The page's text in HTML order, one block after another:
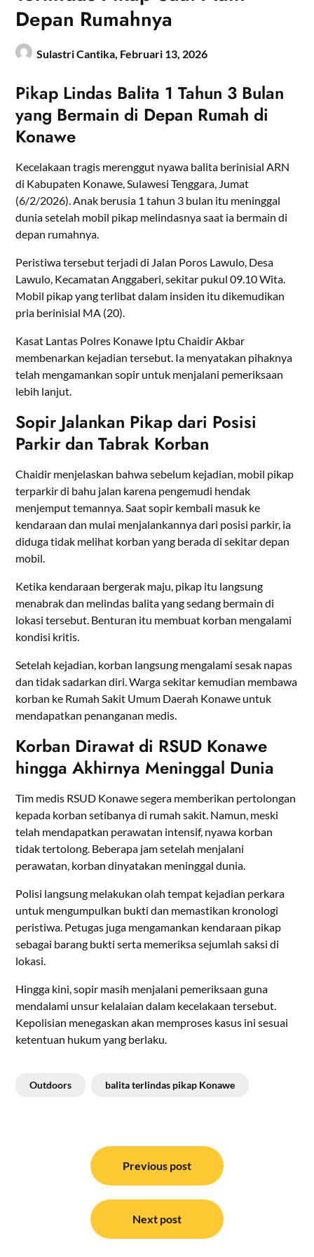
Depan Rumahnya
Sulastri Cantika, Februari 13, 2026
Pikap Lindas Balita 1 Tahun 3 Bulan
yang Bermain di Depan Rumah di
Konawe
Kecelakaan tragis merenggut nyawa balita berinisial ARN
di Kabupaten Konawe, Sulawesi Tenggara, Jumat
(6/2/2026). Anak berusia 1 tahun 3 bulan itu meninggal
dunia setelah mobil pikap melindasnya saat ia bermain di
depan rumahnya.
Peristiwa tersebut terjadi di Jalan Poros Lawulo, Desa
Lawulo, Kecamatan Anggaberi, sekitar pukul 09.10 Wita.
Mobil pikap yang terlibat dalam insiden itu dikemudikan
pria berinisial MA (20).
Kasat Lantas Polres Konawe Iptu Chaidir Akbar
membenarkan kejadian tersebut. Ia menyatakan pihaknya
telah mengamankan sopir untuk menjalani pemeriksaan
lebih lanjut.
Sopir Jalankan Pikap dari Posisi
Parkir dan Tabrak Korban
Chaidir menjelaskan bahwa sebelum kejadian, mobil pikap
terparkir di bahu jalan karena pengemudi hendak
menjemput temannya. Saat sopir kembali masuk ke
kendaraan dan mulai menjalankannya dari posisi parkir, ia
diduga tidak melihat korban yang berada di sekitar depan
mobil.
Ketika kendaraan bergerak maju, pikap itu langsung
menabrak dan melindas balita yang sedang bermain di
lokasi tersebut. Benturan itu membuat korban mengalami
kondisi kritis.
Setelah kejadian, korban langsung mengalami sesak napas
dan tidak sadarkan diri. Warga sekitar kemudian membawa
korban ke Rumah Sakit Umum Daerah Konawe untuk
mendapatkan penanganan medis.
Korban Dirawat di RSUD Konawe
hingga Akhirnya Meninggal Dunia
Tim medis RSUD Konawe segera memberikan pertolongan
kepada korban setibanya di rumah sakit. Namun, meski
telah mendapatkan perawatan intensif, nyawa korban
tidak tertolong. Beberapa jam setelah menjalani
perawatan, korban dinyatakan meninggal dunia.
Polisi langsung melakukan olah tempat kejadian perkara
untuk mengumpulkan bukti dan memastikan kronologi
peristiwa. Petugas juga mengamankan kendaraan pikap
sebagai barang bukti serta memeriksa sejumlah saksi di
lokasi.
Hingga kini, sopir masih menjalani pemeriksaan guna
mendalami unsur kelalaian dalam kecelakaan tersebut.
Kepolisian menegaskan akan memproses kasus ini sesuai
ketentuan hukum yang berlaku.
Outdoors balita terlindas pikap Konawe
Previous post
Next post